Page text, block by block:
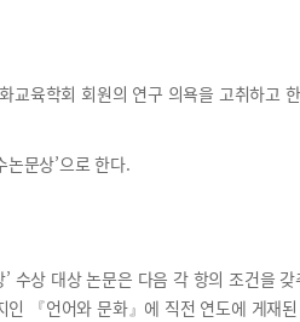
교육학회 회원의 연구 의욕을 고취하고
논문상’으로 한다.
’ 수상 대상 논문은 다음 각 항의 조건을
인 『언어와 문화』에 직전 연도에 게재